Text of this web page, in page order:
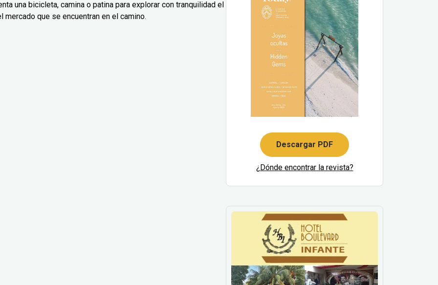
una bicicleta, camina o patina para explorar con tranquilidad el
que se encuentran en el camino.
Descargar PDF
¿Dónde encontrar la revista?